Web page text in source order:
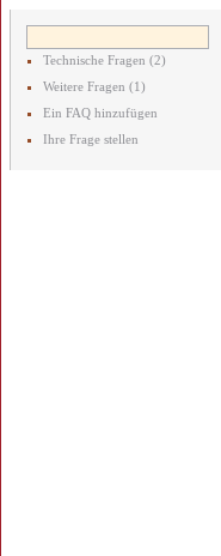
Technische Fragen (2)
Weitere Fragen (1)
Ein FAQ hinzufügen
Ihre Frage stellen